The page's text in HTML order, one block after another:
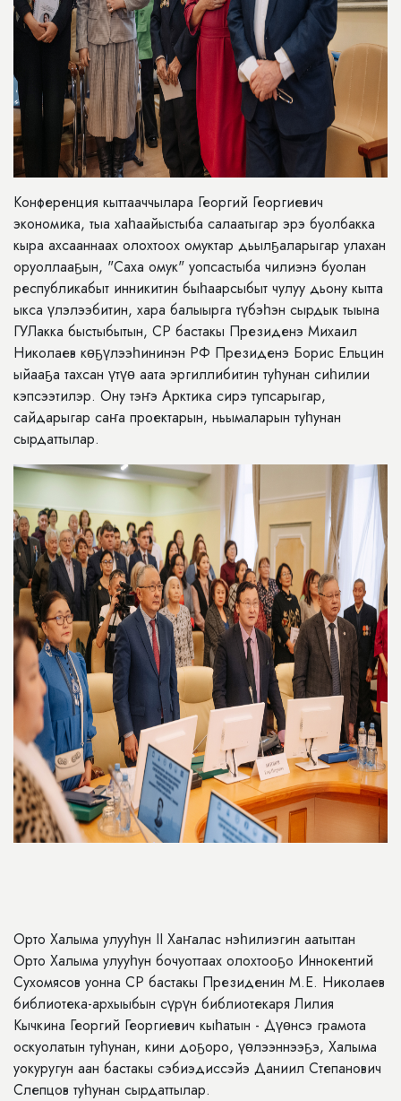
Конференция кыттааччылара Георгий Георгиевич
экономика, тыа хаһаайыстыба салаатыгар эрэ буолбакка
кыра ахсааннаах олохтоох омуктар дьылҕаларыгар улахан
оруоллааҕын, "Саха омук" уопсастыба чилиэнэ буолан
республикабыт инникитин быһаарсыбыт чулуу дьону кытта
ыкса үлэлээбитин, хара балыырга түбэһэн сырдык тыына
ГУЛакка быстыбытын, СР бастакы Президенэ Михаил
Николаев көҕүлээһининэн РФ Президенэ Борис Ельцин
ыйааҕа тахсан үтүө аата эргиллибитин туһунан сиһилии
кэпсээтилэр. Ону тэҥэ Арктика сирэ тупсарыгар,
сайдарыгар саҥа проектарын, ньымаларын туһунан
сырдаттылар.
Орто Халыма улууһун II Хаҥалас нэһилиэгин аатыттан
Орто Халыма улууһун бочуоттаах олохтооҕо Иннокентий
Сухомясов уонна СР бастакы Президенин М.Е. Николаев
библиотека-архыыбын сүрүн библиотекаря Лилия
Кычкина Георгий Георгиевич кыһатын - Дүөнсэ грамота
оскуолатын туһунан, кини доҕоро, үөлээннээҕэ, Халыма
уокуругун аан бастакы сэбиэдиссэйэ Даниил Степанович
Слепцов туһунан сырдаттылар.